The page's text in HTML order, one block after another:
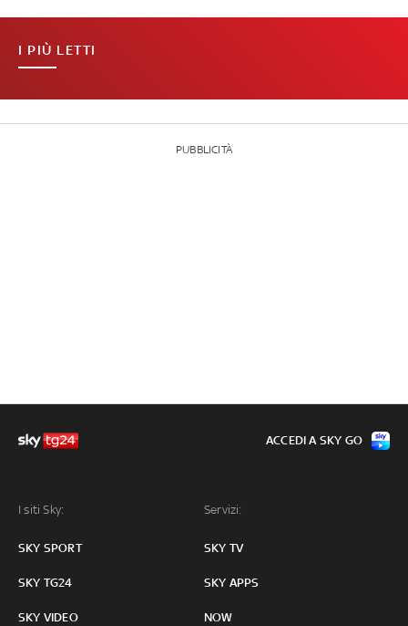
I PIÙ LETTI
PUBBLICITÀ
I siti Sky:
SKY SPORT
SKY TG24
SKY VIDEO
Servizi:
SKY TV
SKY APPS
NOW
ACCEDI A SKY GO